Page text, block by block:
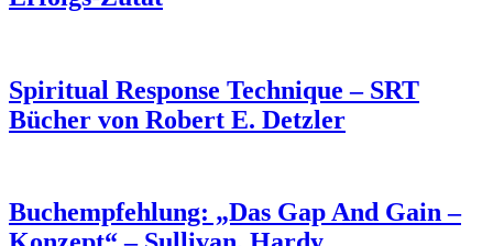
Spiritual Response Technique – SRT
Bücher von Robert E. Detzler
Buchempfehlung: „Das Gap And Gain –